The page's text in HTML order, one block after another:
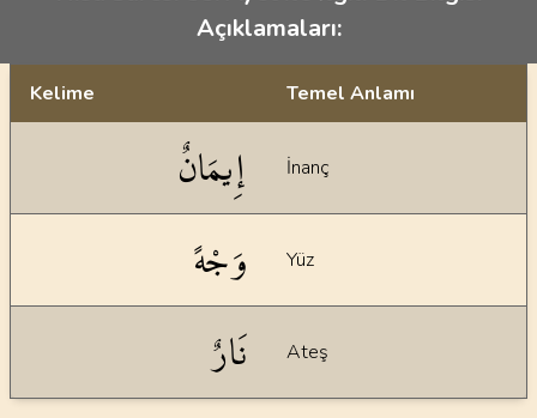
Açıklamaları:
Kelime Temel Anlamı
إِيمَانٌ İnanç
وَجْهً Yüz
نَارٌ Ateş